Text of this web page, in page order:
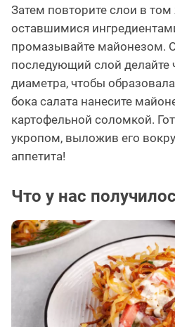
Затем повторите слои в
оставшимися
промазывайте майонезом.
последующий слой делайте
диаметра, чтобы
бока салата нанесите
картофельной соломкой.
укропом, выложив его
аппетита!
Что у нас